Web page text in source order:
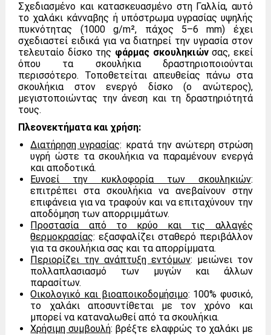
Σχεδιασμένο και κατασκευασμένο στη Γαλλία, αυτό
το χαλάκι κάνναβης ή υπόστρωμα υγρασίας υψηλής
πυκνότητας (1000 g/m², πάχος 5–6 mm) έχει
σχεδιαστεί ειδικά για να διατηρεί την υγρασία στον
τελευταίο δίσκο της φάρμας σκουληκιώνσας, εκεί
όπου τα σκουλήκια δραστηριοποιούνται
περισσότερο. Τοποθετείται απευθείας πάνω στα
σκουλήκια στον ενεργό δίσκο (ο ανώτερος),
μεγιστοποιώντας την άνεση και τη δραστηριότητά
τους.
Πλεονεκτήματα και χρήση:
Διατήρηση υγρασίας: κρατά την ανώτερη στρώση
υγρή ώστε τα σκουλήκια να παραμένουν ενεργά
και αποδοτικά.
Ευνοεί την κυκλοφορία των σκουληκιών:
επιτρέπει στα σκουλήκια να ανεβαίνουν στην
επιφάνεια για να τραφούν και να επιταχύνουν την
αποδόμηση των απορριμμάτων.
Προστασία από το κρύο και τις αλλαγές
θερμοκρασίας: εξασφαλίζει σταθερό περιβάλλον
για τα σκουλήκια σας και τα απορρίμματα.
Περιορίζει την ανάπτυξη εντόμων: μειώνει τον
πολλαπλασιασμό των μυγών και άλλων
παρασίτων.
Οικολογικό και βιοαποικοδομήσιμο: 100% φυσικό,
το χαλάκι αποσυντίθεται με τον χρόνο και
μπορεί να καταναλωθεί από τα σκουλήκια.
Χρήσιμη συμβουλή: βρέξτε ελαφρώς το χαλάκι με